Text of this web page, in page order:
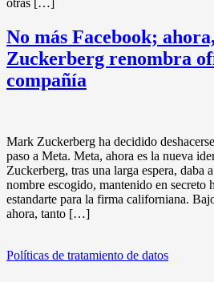
otras […]
No más Facebook;
Zuckerberg renombra
compañía
Mark Zuckerberg ha decidido
paso a Meta. Meta, ahora es la nueva
Zuckerberg, tras una larga espera, daba
nombre escogido, mantenido en secreto
estandarte para la firma californiana.
ahora, tanto […]
Políticas de tratamiento de datos